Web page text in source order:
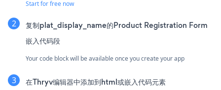
Start for free now
复制plat_display_name的Product Registration Form
嵌入代码段
Your code block will be available once you create your app
在Thryv编辑器中添加到html或嵌入代码元素